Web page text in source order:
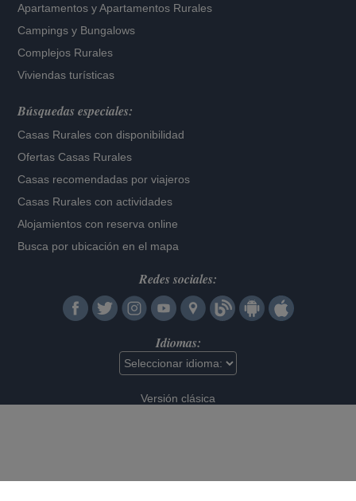
Apartamentos yApartamentos Rurales
Campings y Bungalows
Complejos Rurales
Viviendas turísticas
Búsquedas especiales:
Casas Rurales con disponibilidad
Ofertas Casas Rurales
Casas recomendadas por viajeros
Casas Rurales con actividades
Alojamientos con reserva online
Busca por ubicación en el mapa
Redes sociales:
Idiomas:
Versión clásica